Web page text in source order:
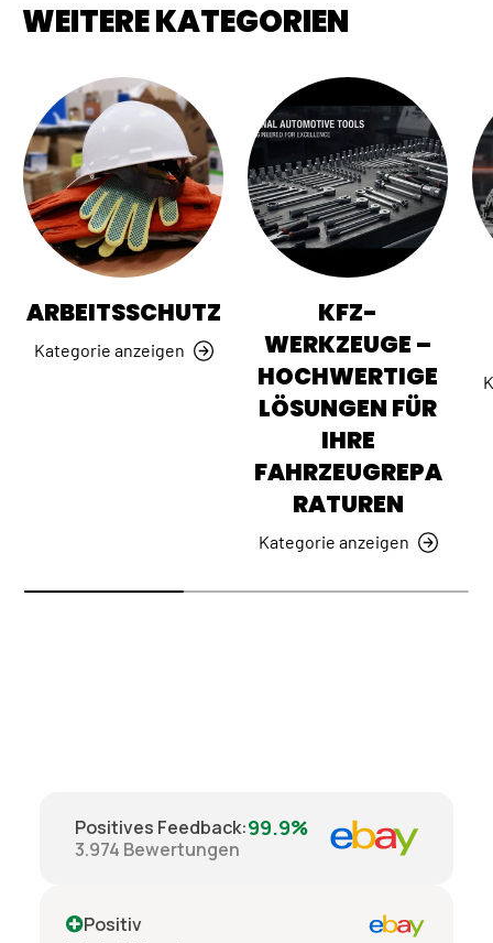
WEITERE KATEGORIEN
ARBEITSSCHUTZ
Kategorie anzeigen
KFZ-
WERKZEUGE –
HOCHWERTIGE
LÖSUNGEN FÜR
IHRE
FAHRZEUGREPA
RATUREN
Kategorie anzeigen
Positives Feedback:99.9%
3.974 Bewertungen
Positiv